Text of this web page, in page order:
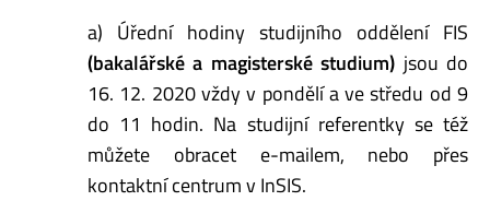
a) Úřední hodiny studijního oddělení FIS
(bakalářské a magisterské studium) jsou do
16. 12. 2020 vždy v pondělí a ve středu od 9
do 11 hodin. Na studijní referentky se též
můžete obracet e-mailem, nebo přes
kontaktní centrum v InSIS.